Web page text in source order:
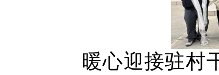
暖心迎接驻村